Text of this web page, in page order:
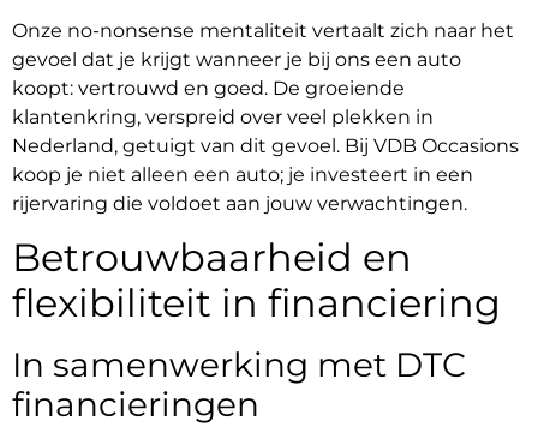
Onze no-nonsense mentaliteit vertaalt zich naar het
gevoel dat je krijgt wanneer je bij ons een auto
koopt: vertrouwd en goed. De groeiende
klantenkring, verspreid over veel plekken in
Nederland, getuigt van dit gevoel. Bij VDB Occasions
koop je niet alleen een auto; je investeert in een
rijervaring die voldoet aan jouw verwachtingen.
Betrouwbaarheid en
flexibiliteit in financiering
In samenwerking met DTC
financieringen